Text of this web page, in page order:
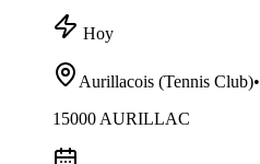
Hoy
Aurillacois (Tennis Club)•
15000 AURILLAC